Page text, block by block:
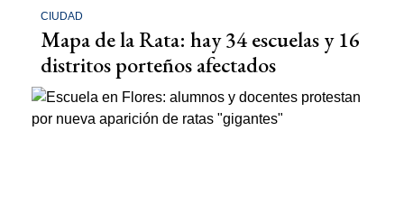
CIUDAD
Mapa de la Rata: hay 34 escuelas y 16
distritos porteños afectados